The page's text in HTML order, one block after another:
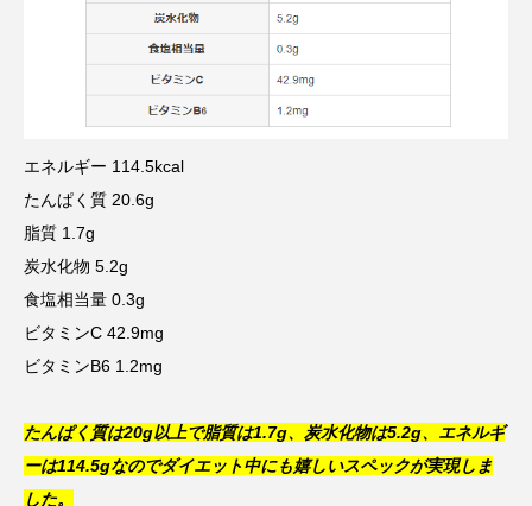
エネルギー 114.5kcal
たんぱく質 20.6g
脂質 1.7g
炭水化物 5.2g
食塩相当量 0.3g
ビタミンC 42.9mg
ビタミンB6 1.2mg
たんぱく質は20g以上で脂質は1.7g、炭水化物は5.2g、エネルギ
ーは114.5gなのでダイエット中にも嬉しいスペックが実現しま
した。